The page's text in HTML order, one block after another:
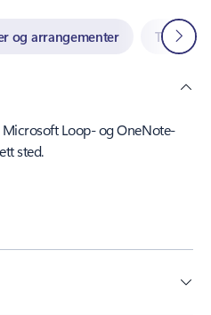
og arrangementer Telefon
Neste
Loop- og OneNote-
sted.